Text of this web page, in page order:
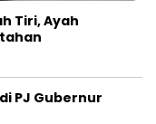
Tiri, Ayah
PJ Gubernur